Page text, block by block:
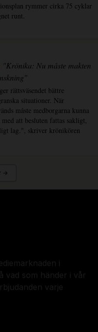
rymmer cirka 75 cyklar
runt.
"Krönika: Nu måste makten
rättsväsendet bättre
situationer. När
måste medborgarna kunna
att besluten fattas sakligt,
lag.", skriver krönikören
→
i
vad som händer i vår
varje